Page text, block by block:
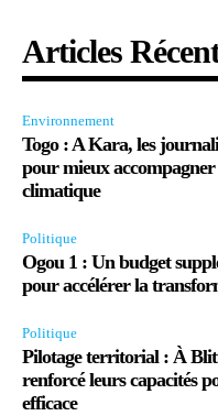
Articles
Environnement
Togo : A Kara, les
pour mieux
climatique
Politique
Ogou 1 : Un budget
pour accélérer la
Politique
Pilotage territorial : À
renforcé leurs capacités
efficace